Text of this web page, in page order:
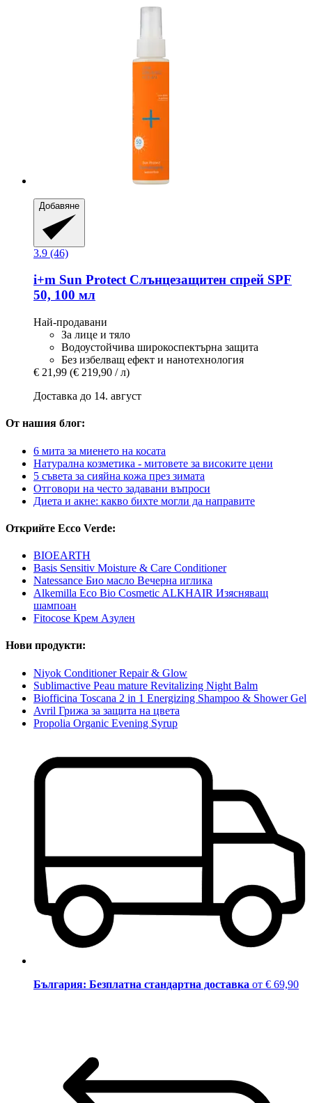
Добавяне
3.9 (46)
i+m Sun Protect Слънцезащитен спрей SPF
50, 100 мл
Най-продавани
За лице и тяло
Водоустойчива широкоспектърна защита
Без избелващ ефект и нанотехнология
€ 21,99 (€ 219,90 / л)
Доставка до 14. август
От нашия блог:
6 мита за миенето на косата
Натурална козметика - митовете за високите цени
5 съвета за сияйна кожа през зимата
Отговори на често задавани въпроси
Диета и акне: какво бихте могли да направите
Открийте Ecco Verde:
BIOEARTH
Basis Sensitiv Moisture & Care Conditioner
Natessance Био масло Вечерна иглика
Alkemilla Eco Bio Cosmetic ALKHAIR Изясняващ
шампоан
Fitocose Крем Азулен
Нови продукти:
Niyok Conditioner Repair & Glow
Sublimactive Peau mature Revitalizing Night Balm
Biofficina Toscana 2 in 1 Energizing Shampoo & Shower Gel
Avril Грижа за защита на цвета
Propolia Organic Evening Syrup
България: Безплатна стандартна доставка от € 69,90